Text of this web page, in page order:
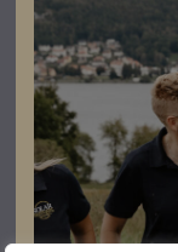
Komplett
Vi strävar